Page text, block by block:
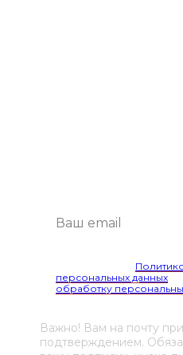
персональных данных
обработку
Важно! Вам на почту
подтверждением.